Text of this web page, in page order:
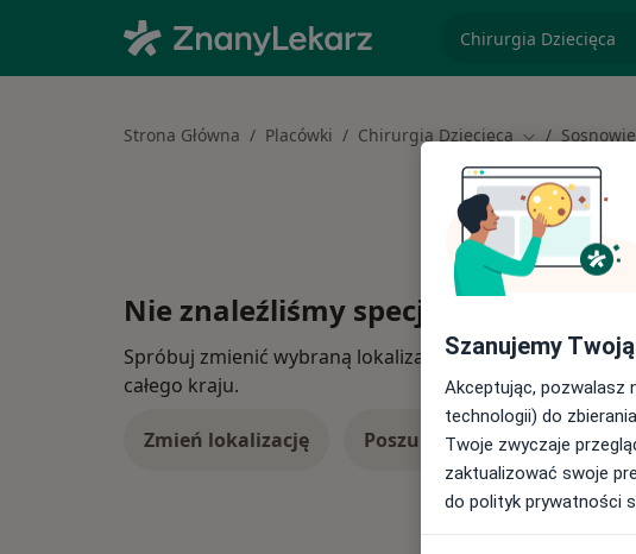
Strona Główna Placówki Chirurgia Dziecięca Zmień miasto
Nie znaleźliśmy specjalistów
Spróbuj zmienić wybraną lokalizację lub wypróbuj
całego kraju.
Zmień lokalizację Poszukaj konsultacji online
Szanujemy
Akceptując, pozwalasz
technologii) do
Twoje zwyczaje
zaktualizować swoje
do polityk prywatności